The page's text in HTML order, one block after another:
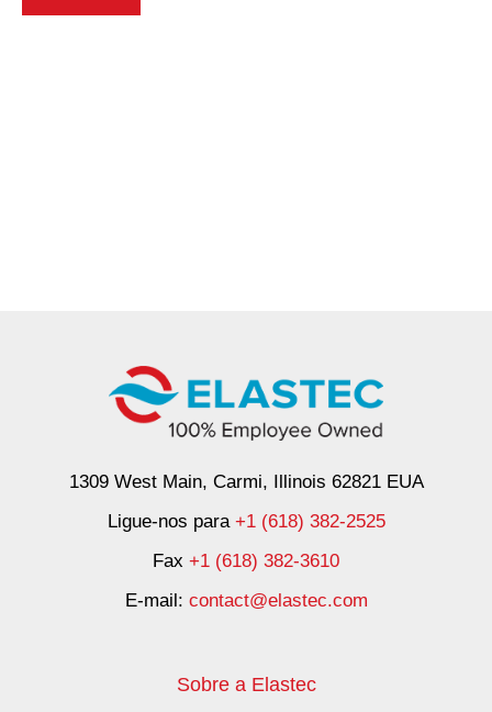
1309 West Main, Carmi, Illinois 62821 EUA
Ligue-nos para +1 (618) 382-2525
Fax +1 (618) 382-3610
E-mail: contact@elastec.com
Sobre a Elastec